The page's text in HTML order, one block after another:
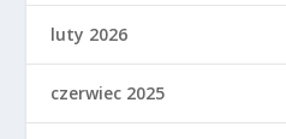
luty 2026
czerwiec 2025